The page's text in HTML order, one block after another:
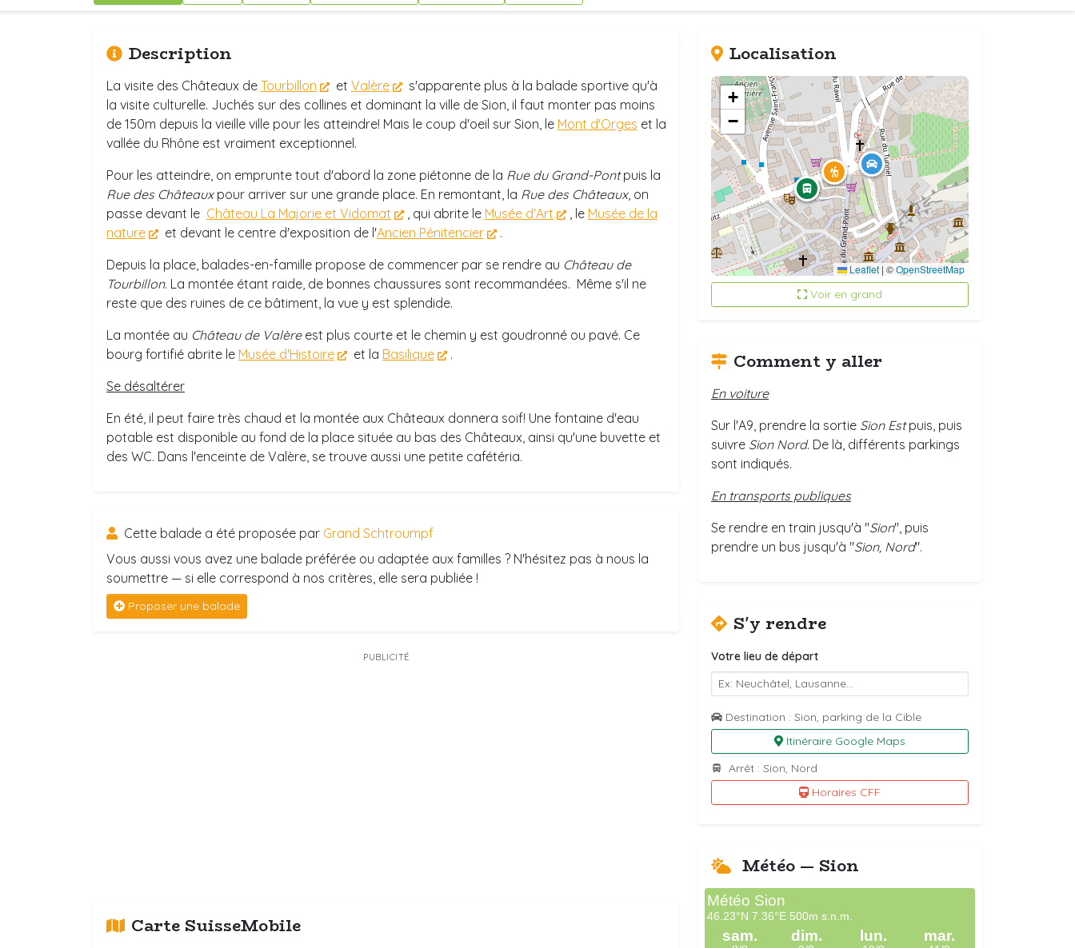
Description
La visite des Châteaux de Tourbillon et Valère
s'apparente plus à la balade sportive qu'à
la visite culturelle. Juchés sur des collines et dominant la ville de Sion, il faut monter pas moins
de 150m depuis la vieille ville pour les atteindre! Mais le coup d'oeil sur Sion, le Mont d'Orges et la
vallée du Rhône est vraiment exceptionnel.
Pour les atteindre, on emprunte tout d'abord la zone piétonne de la Rue du Grand-Pontpuis la
Rue des Châteauxpour arriver sur une grande place. En remontant, la Rue des Châteaux, on
passe devant le Château La Majorie et Vidomat , qui abrite le Musée d'Art , le Musée de la
nature
et devant le centre d'exposition de l'Ancien Pénitencier
.
Depuis la place, balades-en-famille propose de commencer par se rendre au Château de
Tourbillon. La montée étant raide, de bonnes chaussures sont recommandées. Même s'il ne
reste que des ruines de ce bâtiment, la vue y est splendide.
La montée au Château de Valèreest plus courte et le chemin y est goudronné ou pavé. Ce
bourg fortifié abrite le Musée d'Histoire et la Basilique
.
Se désaltérer
En été, il peut faire très chaud et la montée aux Châteaux donnera soif! Une fontaine d'eau
potable est disponible au fond de la place située au bas des Châteaux, ainsi qu'une buvette et
des WC. Dans l'enceinte de Valère, se trouve aussi une petite cafétéria.
Cette balade a été proposée par Grand Schtroumpf
Vous aussi vous avez une balade préférée ou adaptée aux familles ? N'hésitez pas à nous la
soumettre — si elle correspond à nos critères, elle sera publiée !
Proposer une balade
PUBLICITÉ
Carte SuisseMobile
Localisation
+
−
Leaflet | ©OpenStreetMap
Voir en grand
Comment y aller
En voiture
Sur l'A9, prendre la sortie Sion Estpuis, puis
suivre Sion Nord. De là, différents parkings
sont indiqués.
En transports publiques
Se rendre en train jusqu'à "Sion", puis
prendre un bus jusqu'à "Sion, Nord".
S'y rendre
Votre lieu de départ
Destination : Sion, parking de la Cible
Itinéraire Google Maps
Arrêt : Sion, Nord
Horaires CFF
Météo — Sion